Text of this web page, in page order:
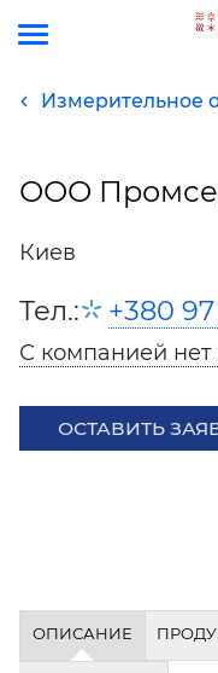
Измерительное
ООО
Киев
Тел.: +380
С компанией нет
ОСТАВИТЬ
ОПИСАНИЕ